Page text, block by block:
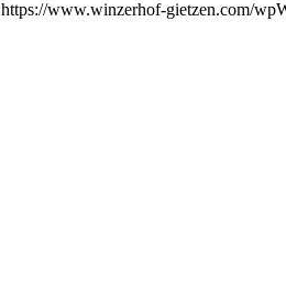
https://www.winzerhof-gietzen.com/